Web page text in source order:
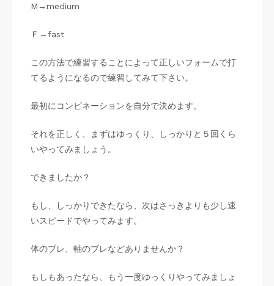
M→medium
Ｆ→fast
この方法で練習することによって正しいフォームで打
てるようになるので練習してみて下さい。
最初にコンビネーションを自分で決めます。
それを正しく、まずはゆっくり、しっかりと５回くら
いやってみましょう。
できましたか？
もし、しっかりできたなら、次はさっきよりも少し速
いスピードでやってみます。
体のブレ、軸のブレなどありませんか？
もしもあったなら、もう一度ゆっくりやってみましょ